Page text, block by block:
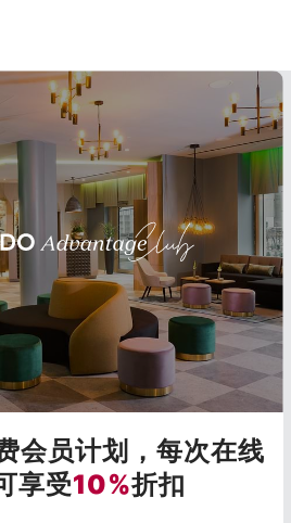
会员计划，每次在线
享受10%折扣